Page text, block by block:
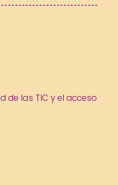
de las TIC y el acceso